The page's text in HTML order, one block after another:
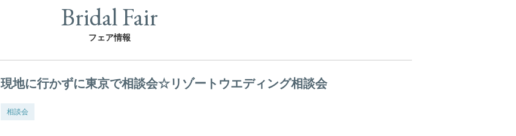
Bridal Fair
フェア情報
現地に行かずに東京で相談会☆リゾートウエディング相談会
相談会